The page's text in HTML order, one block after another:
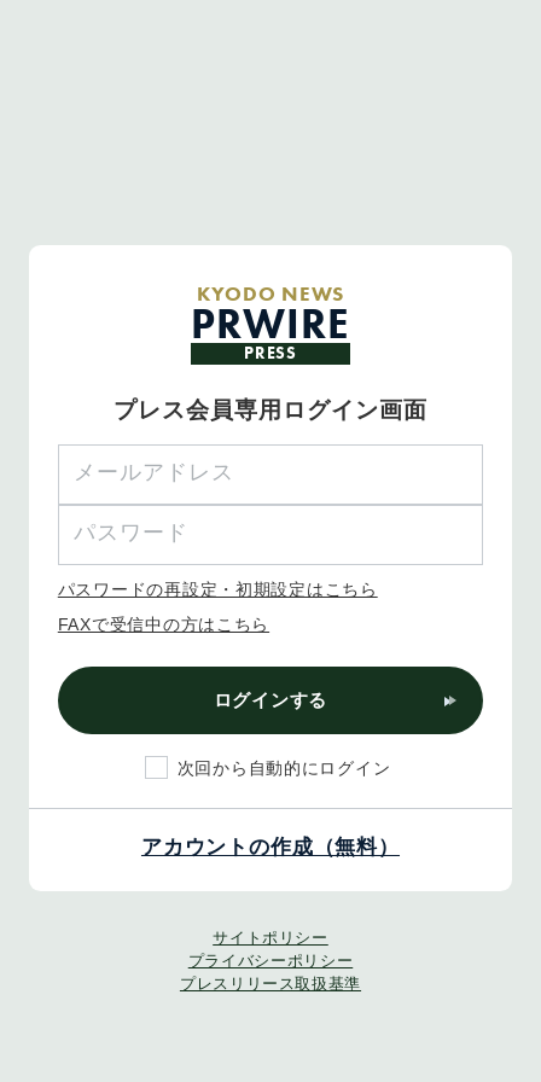
KYODO NEWS
PRWIRE
PRESS
プレス会員専用ログイン画面
パスワードの再設定・初期設定はこちら
FAXで受信中の方はこちら
ログインする
次回から自動的にログイン
アカウントの作成（無料）
サイトポリシー
プライバシーポリシー
プレスリリース取扱基準